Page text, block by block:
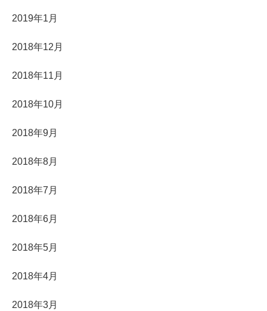
2019年1月
2018年12月
2018年11月
2018年10月
2018年9月
2018年8月
2018年7月
2018年6月
2018年5月
2018年4月
2018年3月